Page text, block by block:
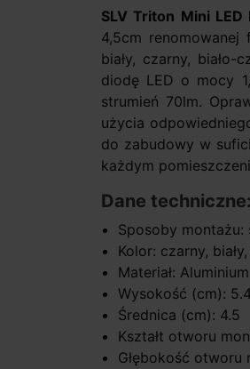
SLV Triton Mini
4,5cm
biały, czarny, biało-
diodę LED o mocy
strumień 70lm.
użycia
do zabudowy w
każdym
Dane techniczne:
Sposoby
Kolor: czarny,
Materiał: Aluminium
Wysokość (cm): 5.4
Średnica (cm): 4.5
Kształt otworu
Głębokość